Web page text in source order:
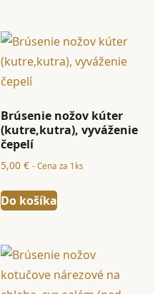
Brúsenie nožov kúter
(kutre,kutra), vyváženie
čepelí
5,00€ - Cena za 1ks
Do košíka